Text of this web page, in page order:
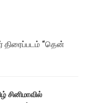
திரைப்படம் “தென்
சினிமாவில்